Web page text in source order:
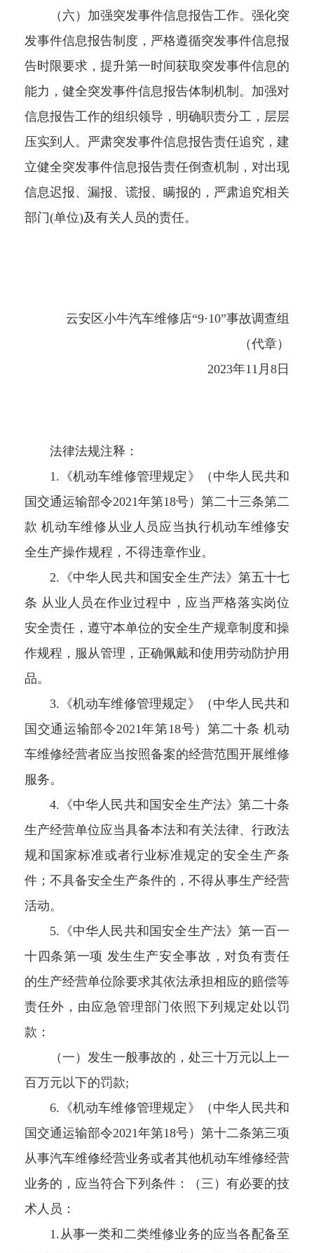
（六）加强突发事件信息报告工作。强化突
发事件信息报告制度，严格遵循突发事件信息报
告时限要求，提升第一时间获取突发事件信息的
能力，健全突发事件信息报告体制机制。加强对
信息报告工作的组织领导，明确职责分工，层层
压实到人。严肃突发事件信息报告责任追究，建
立健全突发事件信息报告责任倒查机制，对出现
信息迟报、漏报、谎报、瞒报的，严肃追究相关
部门(单位)及有关人员的责任。
云安区小牛汽车维修店“9·10”事故调查组
（代章）
2023年11月8日
法律法规注释：
1.《机动车维修管理规定》（中华人民共和
国交通运输部令2021年第18号）第二十三条第二
款 机动车维修从业人员应当执行机动车维修安
全生产操作规程，不得违章作业。
2.《中华人民共和国安全生产法》第五十七
条 从业人员在作业过程中，应当严格落实岗位
安全责任，遵守本单位的安全生产规章制度和操
作规程，服从管理，正确佩戴和使用劳动防护用
品。
3.《机动车维修管理规定》（中华人民共和
国交通运输部令2021年第18号）第二十条 机动
车维修经营者应当按照备案的经营范围开展维修
服务。
4.《中华人民共和国安全生产法》第二十条
生产经营单位应当具备本法和有关法律、行政法
规和国家标准或者行业标准规定的安全生产条
件；不具备安全生产条件的，不得从事生产经营
活动。
5.《中华人民共和国安全生产法》第一百一
十四条第一项 发生生产安全事故，对负有责任
的生产经营单位除要求其依法承担相应的赔偿等
责任外，由应急管理部门依照下列规定处以罚
款：
（一）发生一般事故的，处三十万元以上一
百万元以下的罚款;
6.《机动车维修管理规定》（中华人民共和
国交通运输部令2021年第18号）第十二条第三项
从事汽车维修经营业务或者其他机动车维修经营
业务的，应当符合下列条件：（三）有必要的技
术人员：
1.从事一类和二类维修业务的应当各配备至